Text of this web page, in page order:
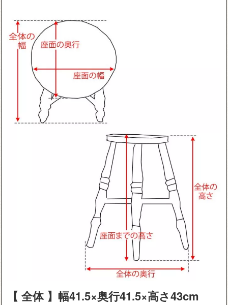
【 全体 】幅41.5×奥行41.5×高さ43cm